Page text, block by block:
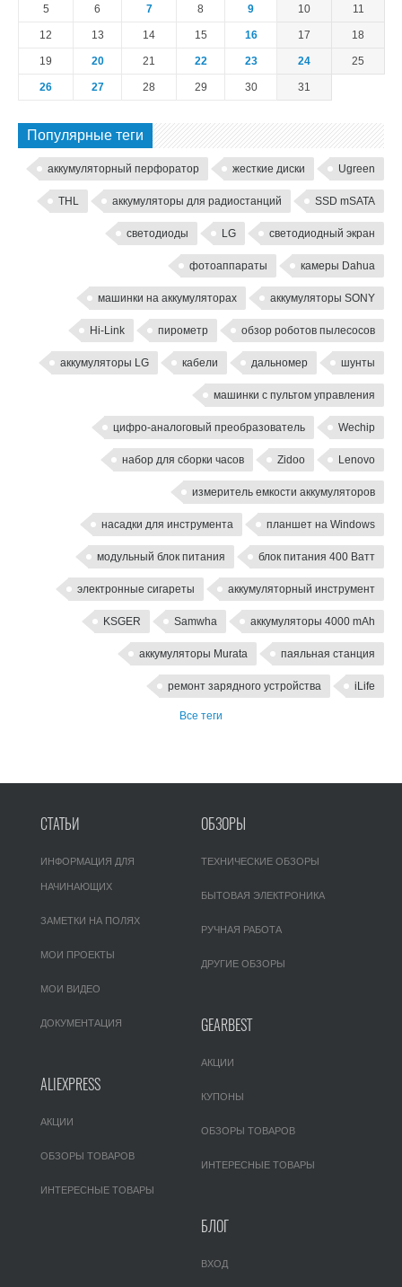
5 6 7 8 9 10 11
12 13 14 15 16 17 18
19 20 21 22 23 24 25
26 27 28 29 30 31
Популярные теги
аккумуляторный перфоратор жесткие диски Ugreen
THL аккумуляторы для радиостанций SSD mSATA
светодиоды LG светодиодный экран
фотоаппараты камеры Dahua
машинки на аккумуляторах аккумуляторы SONY
Hi-Link пирометр обзор роботов пылесосов
аккумуляторы LG кабели дальномер шунты
машинки с пультом управления
цифро-аналоговый преобразователь Wechip
набор для сборки часов Zidoo Lenovo
измеритель емкости аккумуляторов
насадки для инструмента планшет на Windows
модульный блок питания блок питания 400 Ватт
электронные сигареты аккумуляторный инструмент
KSGER Samwha аккумуляторы 4000 mAh
аккумуляторы Murata паяльная станция
ремонт зарядного устройства iLife
Все теги
СТАТЬИ
ИНФОРМАЦИЯ ДЛЯ
НАЧИНАЮЩИХ
ЗАМЕТКИ НА ПОЛЯХ
МОИ ПРОЕКТЫ
МОИ ВИДЕО
ДОКУМЕНТАЦИЯ
ОБЗОРЫ
ТЕХНИЧЕСКИЕ ОБЗОРЫ
БЫТОВАЯ ЭЛЕКТРОНИКА
РУЧНАЯ РАБОТА
ДРУГИЕ ОБЗОРЫ
GEARBEST
АКЦИИ
КУПОНЫ
ОБЗОРЫ ТОВАРОВ
ИНТЕРЕСНЫЕ ТОВАРЫ
ALIEXPRESS
АКЦИИ
ОБЗОРЫ ТОВАРОВ
ИНТЕРЕСНЫЕ ТОВАРЫ
БЛОГ
ВХОД